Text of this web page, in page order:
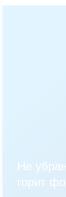
Не
горит